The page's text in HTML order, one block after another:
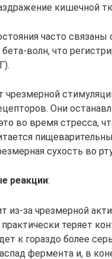
кишечной
часто связаны
волн, что
чрезмерной
Они
во время стресса,
сухость во
реакции:
из-за чрезмерной
теряет
к гораздо более
фермента и, в